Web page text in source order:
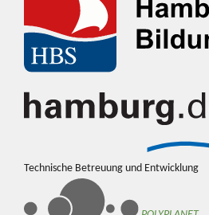
Technische Betreuung und Entwicklung